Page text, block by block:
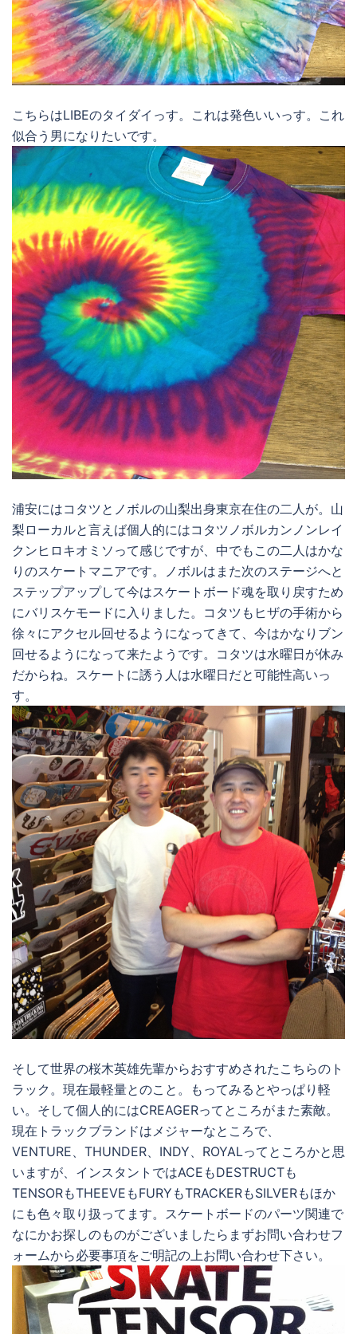
こちらはLIBEのタイダイっす。これは発色いいっす。これ
似合う男になりたいです。
浦安にはコタツとノボルの山梨出身東京在住の二人が。山
梨ローカルと言えば個人的にはコタツノボルカンノンレイ
クンヒロキオミソって感じですが、中でもこの二人はかな
りのスケートマニアです。ノボルはまた次のステージへと
ステップアップして今はスケートボード魂を取り戻すため
にバリスケモードに入りました。コタツもヒザの手術から
徐々にアクセル回せるようになってきて、今はかなりブン
回せるようになって来たようです。コタツは水曜日が休み
だからね。スケートに誘う人は水曜日だと可能性高いっ
す。
そして世界の桜木英雄先輩からおすすめされたこちらのト
ラック。現在最軽量とのこと。もってみるとやっぱり軽
い。そして個人的にはCREAGERってところがまた素敵。
現在トラックブランドはメジャーなところで、
VENTURE、THUNDER、INDY、ROYALってところかと思
いますが、インスタントではACEもDESTRUCTも
TENSORもTHEEVEもFURYもTRACKERもSILVERもほか
にも色々取り扱ってます。スケートボードのパーツ関連で
なにかお探しのものがございましたらまずお問い合わせフ
ォームから必要事項をご明記の上お問い合わせ下さい。